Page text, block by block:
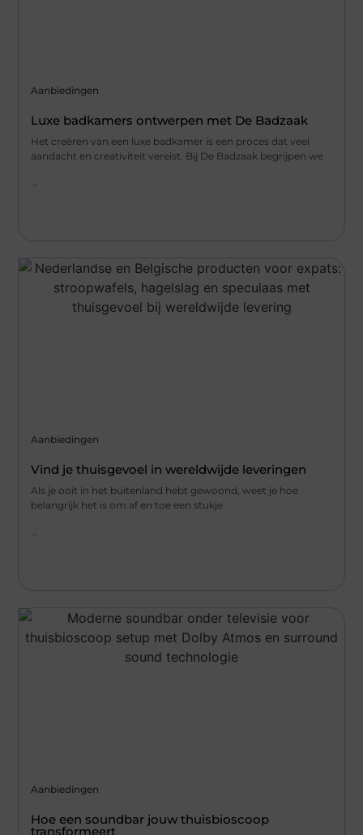
Aanbiedingen
Luxe badkamers ontwerpen met De Badzaak
Het creëren van een luxe badkamer is een proces dat veel
aandacht en creativiteit vereist. Bij De Badzaak begrijpen we
...
Aanbiedingen
Vind je thuisgevoel in wereldwijde leveringen
Als je ooit in het buitenland hebt gewoond, weet je hoe
belangrijk het is om af en toe een stukje
Aanbiedingen
Hoe een soundbar jouw thuisbioscoop
transformeert